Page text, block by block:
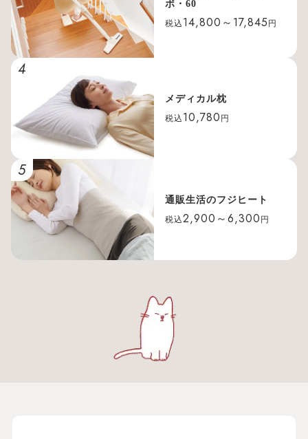
ボ・60
税込 14,800～17,845 円
4
メディカル枕
税込 10,780 円
5
通販生活のフジヒート
税込2,900～6,300 円